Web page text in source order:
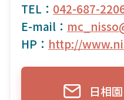
TEL： 042-687-
E-mail：
HP： http://
日相